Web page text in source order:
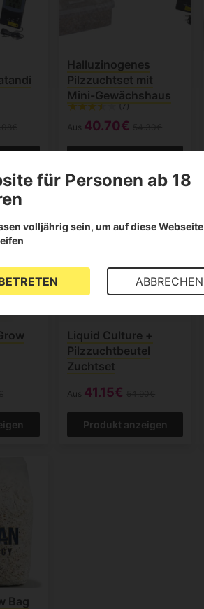
Halluzinogenes
Pilzzuchtset mit
Mini-Gewächshaus
(7)
Aus 40.70€
Liquid Culture +
Pilzzuchtbeutel
Zuchtset
Aus 41.15€
Produkt anzeigen
Bag
für Personen ab 18
volljährig sein, um auf diese Webseite
ABBRECHEN